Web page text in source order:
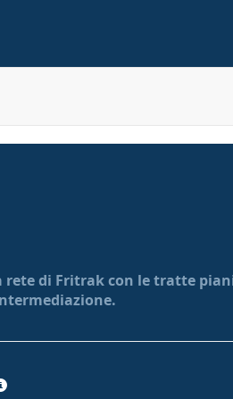
di Fritrak con le tratte